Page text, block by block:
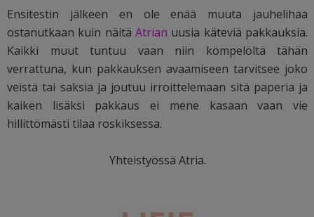
Ensitestin jälkeen en ole enää muuta jauhelihaa
ostanutkaan kuin näitäAtrian uusia käteviä pakkauksia.
Kaikki muut tuntuu vaan niin kömpelöltä tähän
verrattuna, kun pakkauksen avaamiseen tarvitsee joko
veistä tai saksia ja joutuu irroittelemaan sitä paperia ja
kaiken lisäksi pakkaus ei mene kasaan vaan vie
hillittömästi tilaa roskiksessa.
Yhteistyössä Atria.